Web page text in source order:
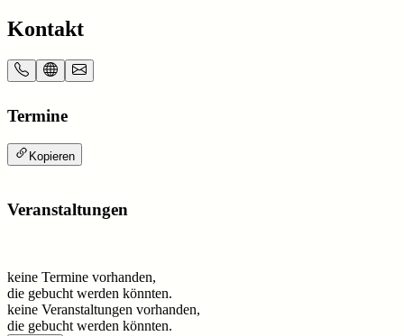
Kontakt
Termine
Kopieren
Veranstaltungen
keine Termine vorhanden,
die gebucht werden könnten.
keine Veranstaltungen vorhanden,
die gebucht werden könnten.